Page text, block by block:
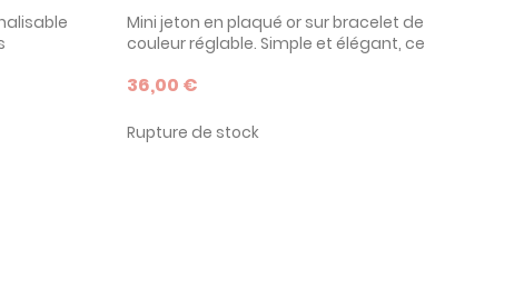
Mini jeton en plaqué or sur bracelet de
couleur réglable. Simple et élégant, ce
bébé comme par ses frères et soeurs.
des bijoux Petits Trésors, c'est une
très belle idée de cadeau de
36,00 €
Rupture de stock